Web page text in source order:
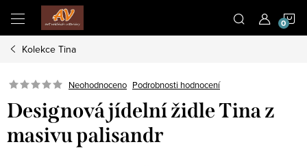
obsah
Kolekce Tina
Neohodnoceno Podrobnosti hodnocení
Designová jídelní židle Tina z
masivu palisandr